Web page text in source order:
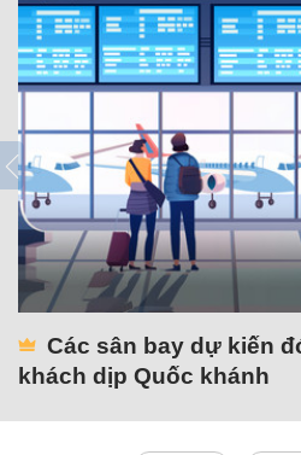
Các sân bay dự kiến
khách dịp Quốc khánh